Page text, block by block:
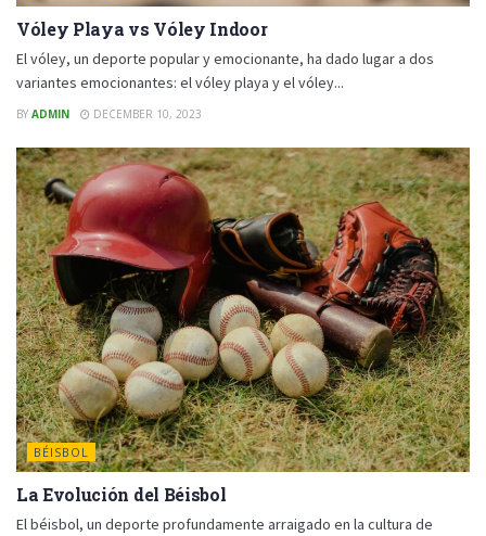
Vóley Playa vs Vóley Indoor
El vóley, un deporte popular y emocionante, ha dado lugar a dos
variantes emocionantes: el vóley playa y el vóley...
BY ADMIN DECEMBER 10, 2023
BÉISBOL
La Evolución del Béisbol
El béisbol, un deporte profundamente arraigado en la cultura de